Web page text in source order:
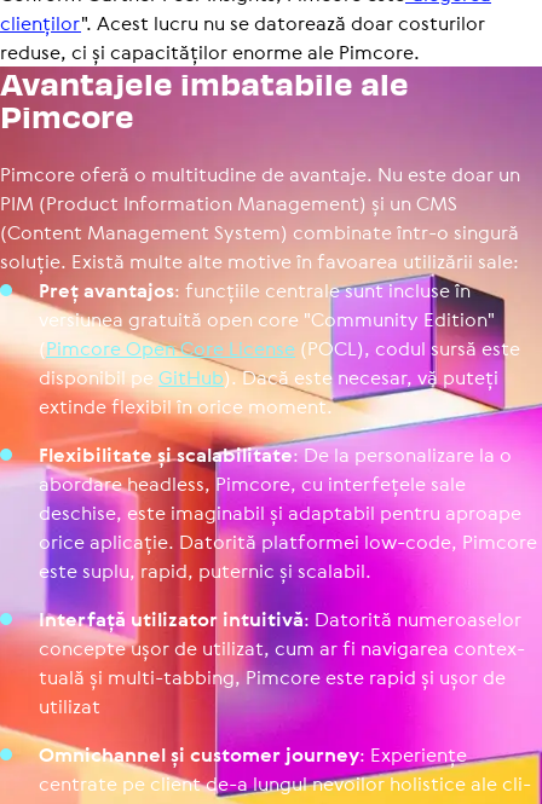
clienților". Acest lucru nu se datorează doar costurilor
reduse, ci și capacităților enorme ale Pimcore.
Avan­ta­jele imba­ta­bile ale
Pimcore
Pimcore oferă o multitudine de avantaje. Nu este doar un
PIM (Product Information Management) și un CMS
(Content Management System) combinate într-o singură
soluție. Există multe alte motive în favoarea utilizării sale:
Preț avantajos: funcțiile centrale sunt incluse în
versiunea gratuită open core "Community Edition"
(Pimcore Open Core License (POCL), codul sursă este
dis­po­ni­bil pe GitHub). Dacă este necesar, vă puteți
extinde flexibil în orice moment.
Fle­xi­bi­li­tate și sca­la­bi­li­tate: De la per­so­na­li­zare la o
abordare headless, Pimcore, cu inter­fe­țele sale
deschise, este ima­gi­na­bil și adaptabil pentru aproape
orice aplicație. Datorită plat­for­mei low-code, Pimcore
este suplu, rapid, puternic și scalabil.
Interfață uti­li­za­tor intuitivă: Datorită nume­roa­se­lor
concepte ușor de utilizat, cum ar fi navigarea con­tex­
tu­ală și multi-tabbing, Pimcore este rapid și ușor de
utilizat
Omni­chan­nel și customer journey: Expe­riențe
centrate pe client de-a lungul nevoilor holistice ale cli­